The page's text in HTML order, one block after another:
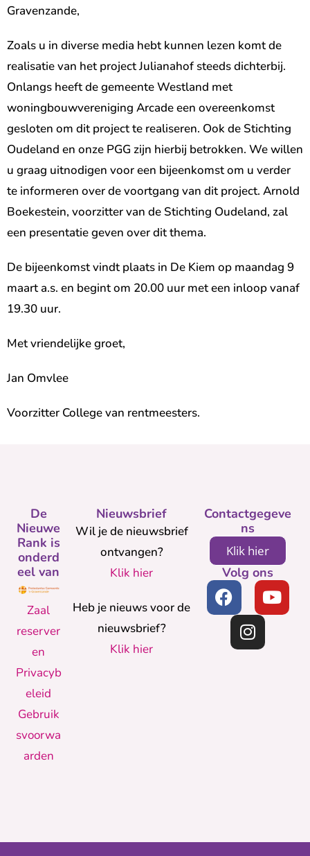
Gravenzande,
Zoals u in diverse media hebt kunnen lezen komt de
realisatie van het project Julianahof steeds dichterbij.
Onlangs heeft de gemeente Westland met
woningbouwvereniging Arcade een overeenkomst
gesloten om dit project te realiseren. Ook de Stichting
Oudeland en onze PGG zijn hierbij betrokken. We willen
u graag uitnodigen voor een bijeenkomst om u verder
te informeren over de voortgang van dit project. Arnold
Boekestein, voorzitter van de Stichting Oudeland, zal
een presentatie geven over dit thema.
De bijeenkomst vindt plaats in De Kiem op maandag 9
maart a.s. en begint om 20.00 uur met een inloop vanaf
19.30 uur.
Met vriendelijke groet,
Jan Omvlee
Voorzitter College van rentmeesters.
Nieuwsbrief
Wil je de nieuwsbrief
ontvangen?
Klik hier
Heb je nieuws voor de
nieuwsbrief?
Klik hier
De
Nieuwe
Rank is
onderd
eel van
Zaal
reserver
en
Privacyb
eleid
Gebruik
svoorwa
arden
Contactgegeve
ns
Klik hier
Volg ons